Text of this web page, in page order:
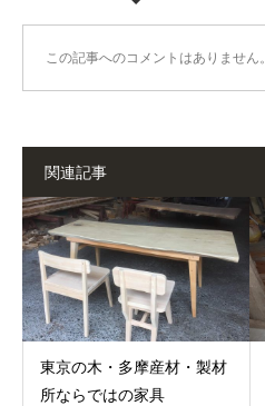
この記事へのコメントはありません。
関連記事
東京の木・多摩産材・製材
所ならではの家具